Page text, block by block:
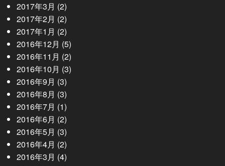
2017年3月 (2)
2017年2月 (2)
2017年1月 (2)
2016年12月 (5)
2016年11月 (2)
2016年10月 (3)
2016年9月 (3)
2016年8月 (3)
2016年7月 (1)
2016年6月 (2)
2016年5月 (3)
2016年4月 (2)
2016年3月 (4)